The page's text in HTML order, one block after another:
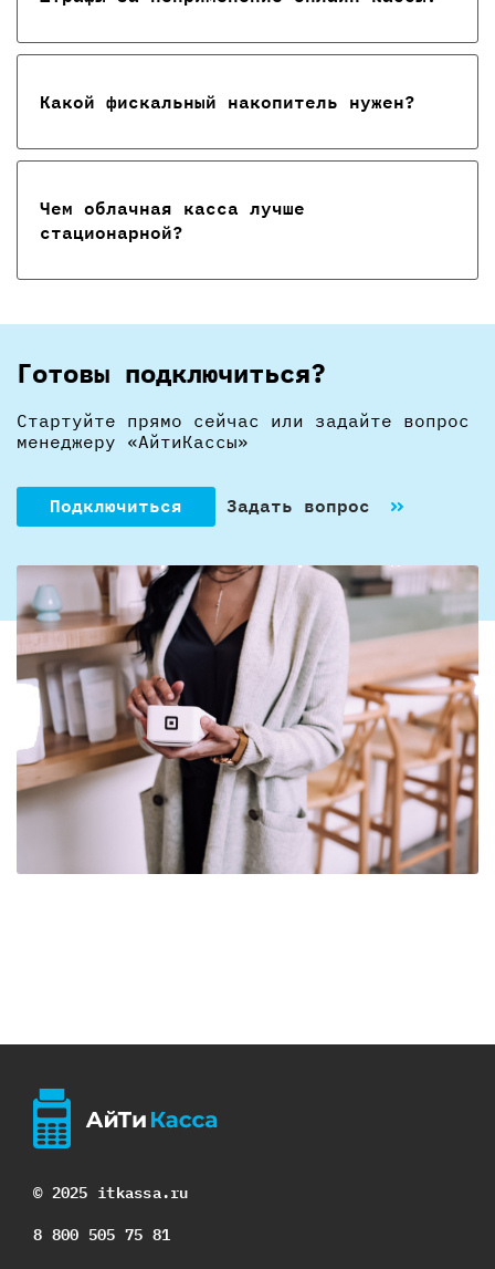
Какой фискальный накопитель нужен?
Чем облачная касса лучше
стационарной?
Готовы подключиться?
Стартуйте прямо сейчас или задайте вопрос
менеджеру «АйтиКассы»
Подключиться Задать вопрос
© 2025 itkassa.ru
8 800 505 75 81